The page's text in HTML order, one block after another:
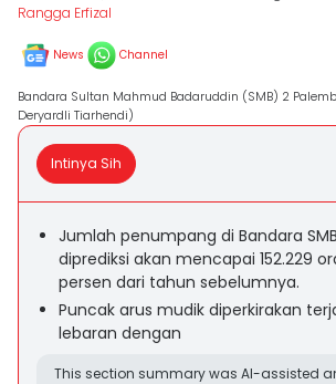
Rangga Erfizal
News Channel
Bandara Sultan Mahmud Badaruddin (SMB) 2
Deryardli Tiarhendi)
Intinya Sih
Jumlah penumpang di Bandara
diprediksi akan mencapai 152.229
persen dari tahun sebelumnya.
Puncak arus mudik diperkirakan
lebaran dengan
This section summary was AI-assisted